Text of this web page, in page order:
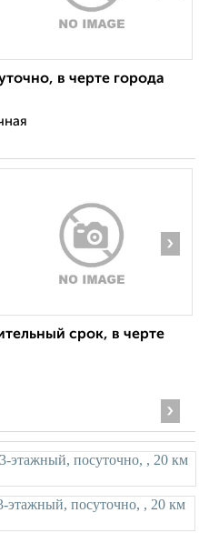
в черте города
›
срок, в черте
›